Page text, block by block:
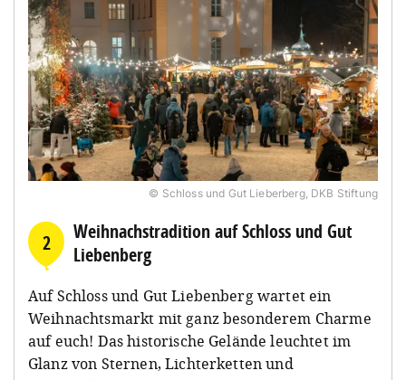
© Schloss und Gut Lieberberg, DKB Stiftung
2
Weihnachstradition auf Schloss und Gut
Liebenberg
Auf Schloss und Gut Liebenberg wartet ein
Weihnachtsmarkt mit ganz besonderem Charme
auf euch! Das historische Gelände leuchtet im
Glanz von Sternen, Lichterketten und